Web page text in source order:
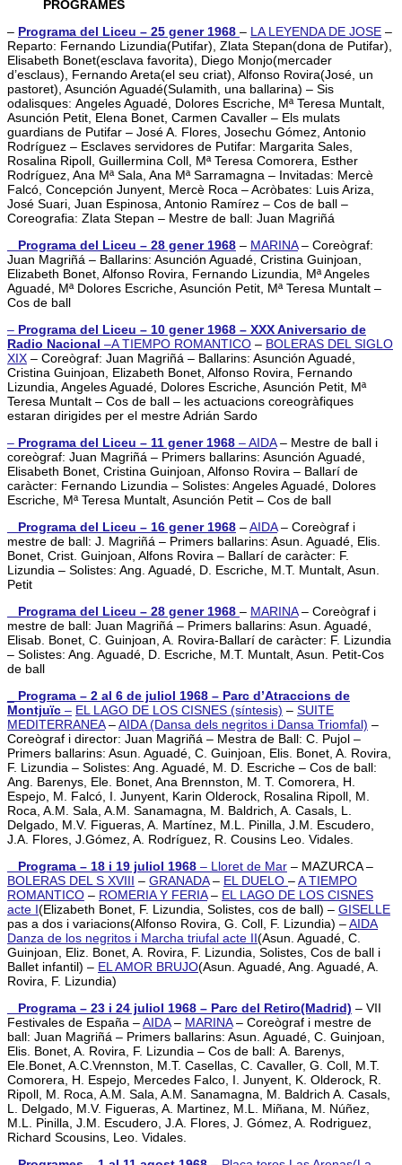
PROGRAMES
– Programa del Liceu – 25 gener 1968 – LA LEYENDA DE JOSE –
Reparto: Fernando Lizundia(Putifar), Zlata Stepan(dona de Putifar),
Elisabeth Bonet(esclava favorita), Diego Monjo(mercader
d’esclaus), Fernando Areta(el seu criat), Alfonso Rovira(José, un
pastoret), Asunción Aguadé(Sulamith, una ballarina) – Sis
odalisques: Angeles Aguadé, Dolores Escriche, Mª Teresa Muntalt,
Asunción Petit, Elena Bonet, Carmen Cavaller – Els mulats
guardians de Putifar – José A. Flores, Josechu Gómez, Antonio
Rodríguez – Esclaves servidores de Putifar: Margarita Sales,
Rosalina Ripoll, Guillermina Coll, Mª Teresa Comorera, Esther
Rodríguez, Ana Mª Sala, Ana Mª Sarramagna – Invitadas: Mercè
Falcó, Concepción Junyent, Mercè Roca – Acròbates: Luis Ariza,
José Suari, Juan Espinosa, Antonio Ramírez – Cos de ball –
Coreografia: Zlata Stepan – Mestre de ball: Juan Magriñá
_ Programa del Liceu – 28 gener 1968 – MARINA– Coreògraf:
Juan Magriñá – Ballarins: Asunción Aguadé, Cristina Guinjoan,
Elizabeth Bonet, Alfonso Rovira, Fernando Lizundia, Mª Angeles
Aguadé, Mª Dolores Escriche, Asunción Petit, Mª Teresa Muntalt –
Cos de ball
– Programa del Liceu – 10 gener 1968 – XXX Aniversario de
Radio Nacional –A TIEMPO ROMANTICO – BOLERAS DEL SIGLO
XIX – Coreògraf: Juan Magriñá – Ballarins: Asunción Aguadé,
Cristina Guinjoan, Elizabeth Bonet, Alfonso Rovira, Fernando
Lizundia, Angeles Aguadé, Dolores Escriche, Asunción Petit, Mª
Teresa Muntalt – Cos de ball – les actuacions coreogràfiques
estaran dirigides per el mestre Adrián Sardo
– Programa del Liceu – 11 gener 1968 –AIDA– Mestre de ball i
coreògraf: Juan Magriñá – Primers ballarins: Asunción Aguadé,
Elisabeth Bonet, Cristina Guinjoan, Alfonso Rovira – Ballarí de
caràcter: Fernando Lizundia – Solistes: Angeles Aguadé, Dolores
Escriche, Mª Teresa Muntalt, Asunción Petit – Cos de ball
_ Programa del Liceu – 16 gener 1968 –AIDA– Coreògraf i
mestre de ball: J. Magriñá – Primers ballarins: Asun. Aguadé, Elis.
Bonet, Crist. Guinjoan, Alfons Rovira – Ballarí de caràcter: F.
Lizundia – Solistes: Ang. Aguadé, D. Escriche, M.T. Muntalt, Asun.
Petit
_ Programa del Liceu – 28 gener 1968 – MARINA– Coreògraf i
mestre de ball: Juan Magriñá – Primers ballarins: Asun. Aguadé,
Elisab. Bonet, C. Guinjoan, A. Rovira-Ballarí de caràcter: F. Lizundia
– Solistes: Ang. Aguadé, D. Escriche, M.T. Muntalt, Asun. Petit-Cos
de ball
Programa – 2 al 6 de juliol 1968 – Parc d’Atraccions de
Montjuïc – EL LAGO DE LOS CISNES (síntesis) – SUITE
MEDITERRANEA–AIDA (Dansa dels negritos i Dansa Triomfal) –
Coreògraf i director: Juan Magriñá – Mestra de Ball: C. Pujol –
Primers ballarins: Asun. Aguadé, C. Guinjoan, Elis. Bonet, A. Rovira,
F. Lizundia – Solistes: Ang. Aguadé, M. D. Escriche – Cos de ball:
Ang. Barenys, Ele. Bonet, Ana Brennston, M. T. Comorera, H.
Espejo, M. Falcó, I. Junyent, Karin Olderock, Rosalina Ripoll, M.
Roca, A.M. Sala, A.M. Sanamagna, M. Baldrich, A. Casals, L.
Delgado, M.V. Figueras, A. Martínez, M.L. Pinilla, J.M. Escudero,
J.A. Flores, J.Gómez, A. Rodríguez, R. Cousins Leo. Vidales
_ Programa – 18 i 19 juliol 1968 – Lloret de Mar – MAZURCA –
BOLERAS DEL S XVIII – GRANADA– EL DUELO –A TIEMPO
ROMANTICO – ROMERIA Y FERIA– EL LAGO DE LOS CISNES
acte I(Elizabeth Bonet, F. Lizundia, Solistes, cos de ball) – GISELLE
pas a dos i variacions(Alfonso Rovira, G. Coll, F. Lizundia) –AIDA
Danza de los negritos i Marcha triufal acte II(Asun. Aguadé, C.
Guinjoan, Eliz. Bonet, A. Rovira, F. Lizundia, Solistes, Cos de ball i
Ballet infantil) – EL AMOR BRUJO(Asun. Aguadé, Ang. Aguadé, A.
Rovira, F. Lizundia)
_ Programa – 23 i 24 juliol 1968 – Parc del Retiro(Madrid) – VII
Festivales de España –AIDA– MARINA– Coreògraf i mestre de
ball: Juan Magriñá – Primers ballarins: Asun. Aguadé, C. Guinjoan,
Elis. Bonet, A. Rovira, F. Lizundia – Cos de ball: A. Barenys,
Ele.Bonet, A.C.Vrennston, M.T. Casellas, C. Cavaller, G. Coll, M.T.
Comorera, H. Espejo, Mercedes Falco, I. Junyent, K. Olderock, R.
Ripoll, M. Roca, A.M. Sala, A.M. Sanamagna, M. Baldrich A. Casals,
L. Delgado, M.V. Figueras, A. Martinez, M.L. Miñana, M. Núñez,
M.L. Pinilla, J.M. Escudero, J.A. Flores, J. Gómez, A. Rodriguez,
Richard Scousins, Leo. Vidales